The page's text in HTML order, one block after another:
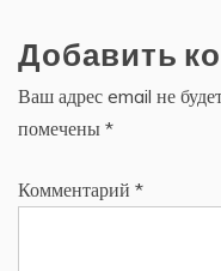
Добавить
Ваш адрес email не
помечены *
Комментарий *